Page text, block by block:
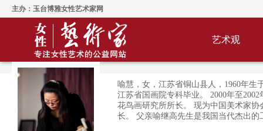
主办：玉台博雅女性艺术家网
艺术观
喻慧，女，江苏省铜山县人，1960年生
江苏省国画院专科毕业。 2000年至
花鸟画研究所所长。 现为中国美术家
长。 父亲喻继高先生是我国当代杰出的